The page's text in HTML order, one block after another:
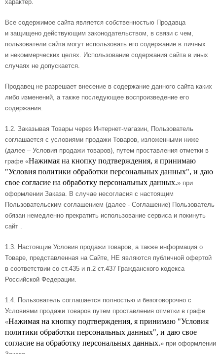
характер.
Все содержимое сайта является собственностью Продавца
и защищено действующим законодательством, в связи с чем,
пользователи сайта могут использовать его содержание в личных
и некоммерческих целях. Использование содержания сайта в иных
случаях не допускается.
Продавец не разрешает внесение в содержание данного сайта каких
либо изменений, а также последующее воспроизведение его
содержания.
1.2. Заказывая Товары через Интернет-магазин, Пользователь
соглашается с условиями продажи Товаров, изложенными ниже
(далее – Условия продажи товаров), путем проставления отметки в
графе «Нажимая на кнопку подтверждения, я принимаю
"Условия политики обработки персональных данных", и даю
свое согласие на обработку персональных данных.» при
оформлении Заказа. В случае несогласия с настоящим
Пользовательским соглашением (далее - Соглашение) Пользователь
обязан немедленно прекратить использование сервиса и покинуть
сайт .
1.3. Настоящие Условия продажи товаров, а также информация о
Товаре, представленная на Сайте, НЕ являются публичной офертой
в соответствии со ст.435 и п.2 ст.437 Гражданского кодекса
Российской Федерации.
1.4. Пользователь соглашается полностью и безоговорочно с
Условиями продажи товаров путем проставления отметки в графе
«Нажимая на кнопку подтверждения, я принимаю "Условия
политики обработки персональных данных", и даю свое
согласие на обработку персональных данных.» при оформлении